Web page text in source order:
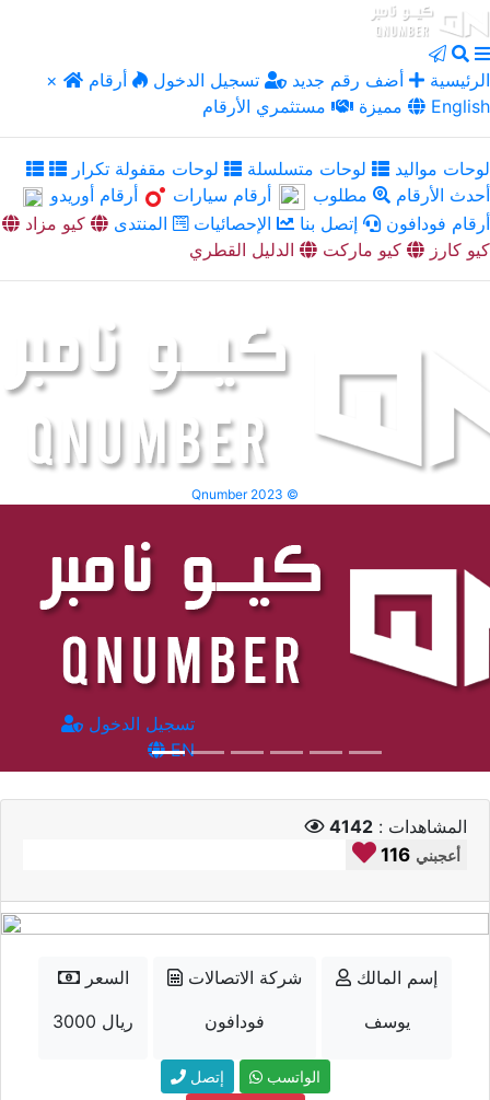
× الرئيسية أضف رقم جديد تسجيل الدخول
أرقام
مميزة
مستثمري الأرقام English
لوحات مواليد لوحات متسلسلة
لوحات مقفولة تكرار
أحدث الأرقام
مطلوب أرقام سيارات
أرقام أوريدو
أرقام فودافون
إتصل بنا الإحصائيات المنتدى
كيو مزاد
كيو كارز
كيو ماركت الدليل القطري
Qnumber 2023 ©
تسجيل الدخول
EN
المشاهدات : 4142
116 أعجبني
السعر
3000 ريال
شركة الاتصالات
فودافون
إسم المالك
يوسف
إتصل
الواتسب